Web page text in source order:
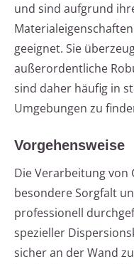
und sind aufgrund
geeignet. Sie
außerordentliche
sind daher häufig in
Umgebungen zu
Vorgehensweise
Die Verarbeitung von
besondere Sorgfalt
professionell
spezieller
sicher an der Wand